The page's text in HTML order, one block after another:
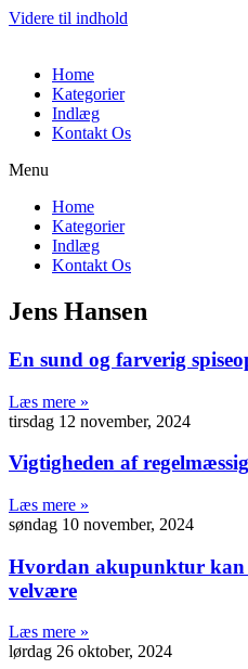
Videre til indhold
Home
Kategorier
Indlæg
Kontakt Os
Menu
Home
Kategorier
Indlæg
Kontakt Os
Jens Hansen
En sund og farverig
Læs mere »
tirsdag 12 november, 2024
Vigtigheden af
Læs mere »
søndag 10 november, 2024
Hvordan akupunktur kan
velvære
Læs mere »
lørdag 26 oktober, 2024